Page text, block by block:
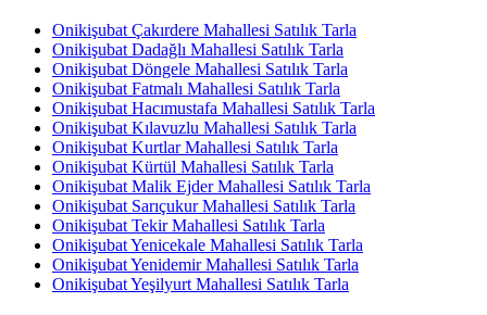
Onikişubat Çakırdere Mahallesi Satılık Tarla
Onikişubat Dadağlı Mahallesi Satılık Tarla
Onikişubat Döngele Mahallesi Satılık Tarla
Onikişubat Fatmalı Mahallesi Satılık Tarla
Onikişubat Hacımustafa Mahallesi Satılık Tarla
Onikişubat Kılavuzlu Mahallesi Satılık Tarla
Onikişubat Kurtlar Mahallesi Satılık Tarla
Onikişubat Kürtül Mahallesi Satılık Tarla
Onikişubat Malik Ejder Mahallesi Satılık Tarla
Onikişubat Sarıçukur Mahallesi Satılık Tarla
Onikişubat Tekir Mahallesi Satılık Tarla
Onikişubat Yenicekale Mahallesi Satılık Tarla
Onikişubat Yenidemir Mahallesi Satılık Tarla
Onikişubat Yeşilyurt Mahallesi Satılık Tarla